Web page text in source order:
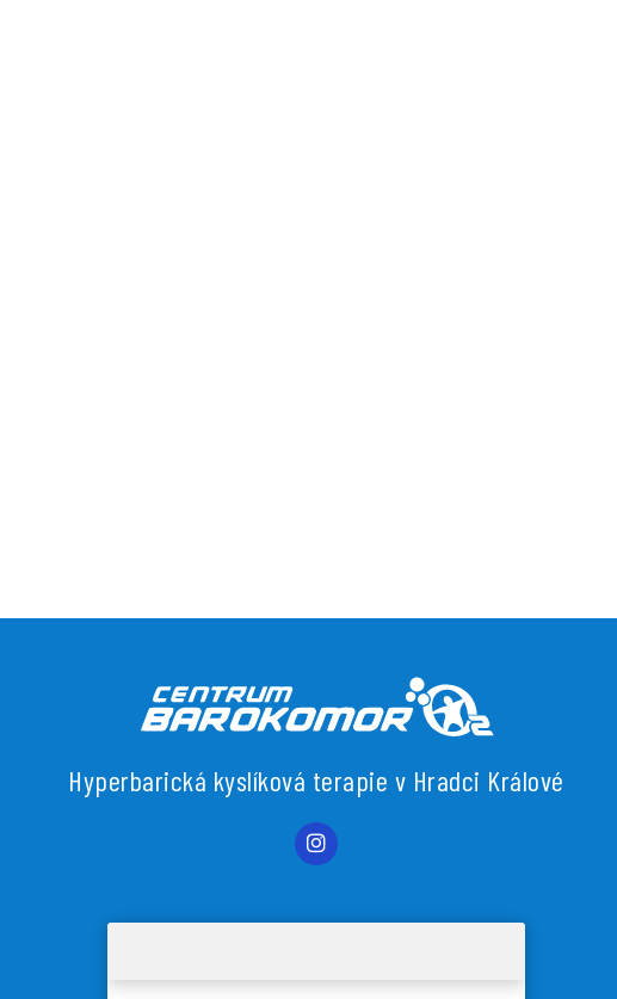
Hyperbarická kyslíková terapie v Hradci Králové